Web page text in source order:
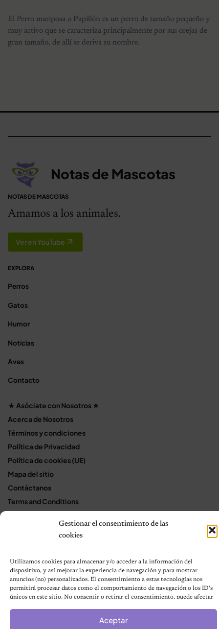
Gestionar el consentimiento de las
cookies
Utilizamos cookies para almacenar y/o acceder a la información del
dispositivo, y así mejorar la experiencia de navegación y para mostrar
anuncios (no) personalizados. El consentimiento a estas tecnologías nos
permitirá procesar datos como el comportamiento de navegación o los ID's
únicos en este sitio. No consentir o retirar el consentimiento, puede afectar
Aceptar
El Perro mariposa o Papillón es un perro de tamaño pequeño y
muy activo que se caracteriza principalmente por sus orejas de
gran tamaño, de allí se deriva su nombre.
Notas de Mascotas
NOTAS DE MASCOTAS
Amamos a los animales.
Ver en YouTube
EXPLORA
Perros
Gatos
Humor
Noticias
Aves
Contacto
★ Asóciate con Nosotros ★
Acerca de Nosotros
Términos y condiciones
Política de Privacidad
Política de cookies (UE)
Mapa del sitio
Contáctanos
Terms and Conditions
© 2026 Notas de Mascotas